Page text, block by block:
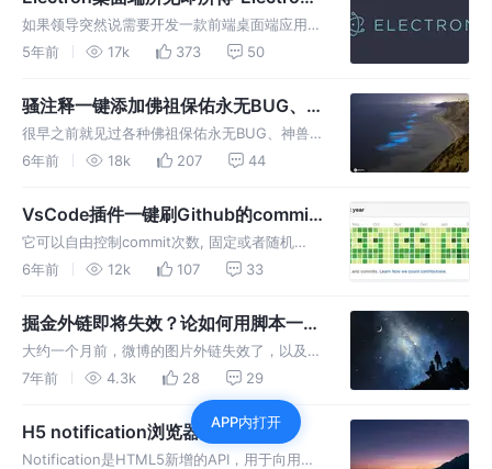
零开始手把手的教大家用Electron写一个命令行
终端。 作为一个完整的实战项目示例，该终端
d…
练习生
如果领导突然说需要开发一款前端桌面端应用，
那么对于我们前端er来说选择Electron是一件顺
都不太了解和熟悉。 如果突然让我们去开发
Electron应用，很多人都会陷入迷茫和懵逼的状
态。然后在依靠网上相对较少的资料，慢慢摸
索、…
5年前 17k 373 50
骚注释一键添加佛祖保佑永无BUG、
神兽护体等注释图形的VSCode插件
很早之前就见过各种佛祖保佑永无BUG、神兽
护体等形式的注释，感觉很有趣，蛮骚的😉。
**koroFileHeader**里面给我提issue，希望能
够支持这种类型的注释。 现在开发完成了，大
家可以根据下面的使用方式试用一下。 这个插
件目…
6年前 18k 207 44
VsCode插件一键刷Github的commit
记录-AutoCommit
它可以自由控制commit次数, 固定或者随机
commit次数。 使用本插件来控制commit次数.
后画出图形, 天空才是你的极限。 选择多个日期
范围：一次操作即可提交不同日期commit, 还可
以提交过去/未来日期的commit…
6年前 12k 107 33
掘金外链即将失效？论如何用脚本一次
性下载/替换失效的外链图片
大约一个月前，微博的图片外链失效了，以及掘
金因为盗链问题也于2019/06/06决定开启防盗
链，造成的影响是：个人博客网站的引用了这些
图片外链都不能显示。 目前微博和掘金的屏
蔽，在CSDN和segmentfault都是可以正常显
7年前 4.3k 28 29
H5 notification浏览器桌面通知
Notification是HTML5新增的API，用于向用户
APP内打开